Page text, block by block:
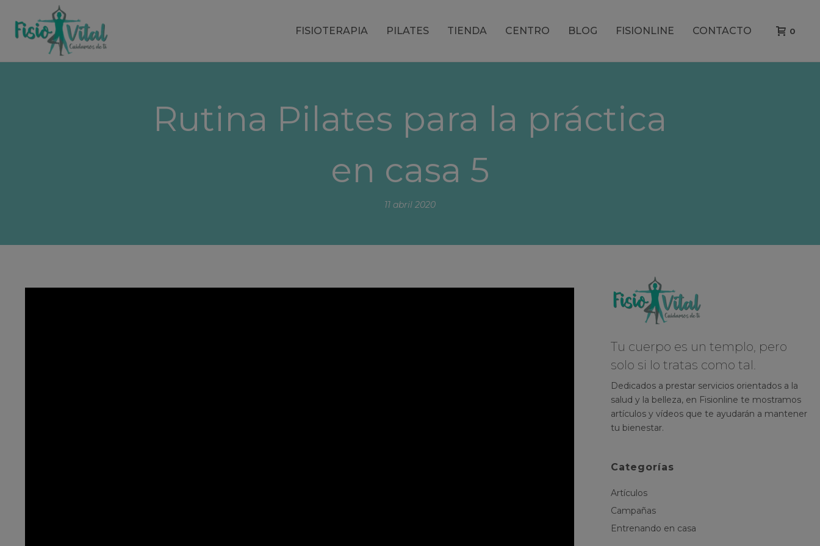
FISIOTERAPIA PILATES TIENDA CENTRO BLOG FISIONLINE CONTACTO 0
Rutina Pilates para la práctica
en casa 5
11 abril 2020
Tu cuerpo es un templo, pero
solo si lo tratas como tal.
Dedicados a prestar servicios orientados a la
salud y la belleza, en Fisionline te mostramos
artículos y vídeos que te ayudarán a mantener
tu bienestar.
Categorías
Artículos
Campañas
Entrenando en casa